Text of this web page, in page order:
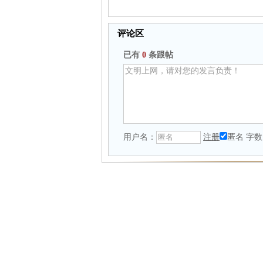
评论区
已有 0 条跟帖
用户名： 注册 匿名 字